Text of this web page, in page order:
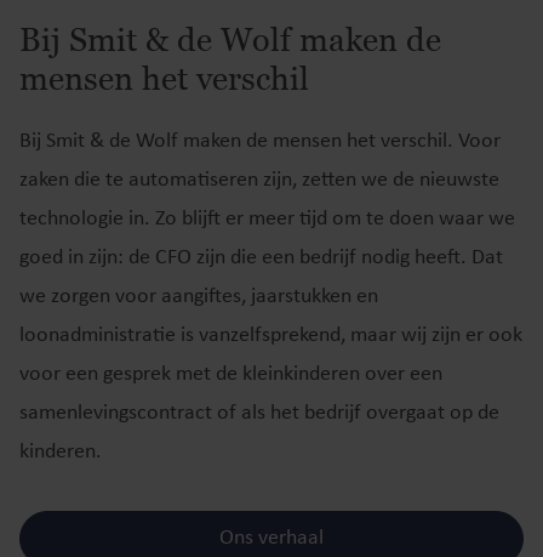
Bij Smit & de Wolf maken de
mensen het verschil
Bij Smit & de Wolf maken de mensen het verschil. Voor
zaken die te automatiseren zijn, zetten we de nieuwste
technologie in. Zo blijft er meer tijd om te doen waar we
goed in zijn: de CFO zijn die een bedrijf nodig heeft. Dat
we zorgen voor aangiftes, jaarstukken en
loonadministratie is vanzelfsprekend, maar wij zijn er ook
voor een gesprek met de kleinkinderen over een
samenlevingscontract of als het bedrijf overgaat op de
kinderen.
Ons verhaal